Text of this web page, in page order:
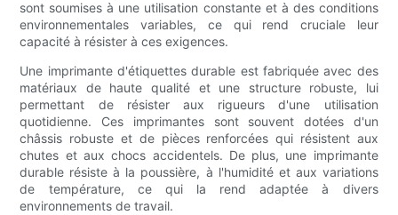
sont soumises à une utilisation constante et à des conditions
environnementales variables, ce qui rend cruciale leur
capacité à résister à ces exigences.
Une imprimante d'étiquettes durable est fabriquée avec des
matériaux de haute qualité et une structure robuste, lui
permettant de résister aux rigueurs d'une utilisation
quotidienne. Ces imprimantes sont souvent dotées d'un
châssis robuste et de pièces renforcées qui résistent aux
chutes et aux chocs accidentels. De plus, une imprimante
durable résiste à la poussière, à l'humidité et aux variations
de température, ce qui la rend adaptée à divers
environnements de travail.